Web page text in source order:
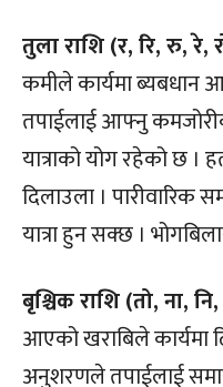
तुला राशि (र, रि, रु, रे,
कमीले कार्यमा ब्यबधान
तपाईलाई आफ्नु
यात्राको योग रहेको छ ।
दिलाउला । पारीवारिक
यात्रा हुन सक्छ ।
बृश्चिक राशि (तो, ना,
आएको खराबिले कार्यमा
अनुशरणले तपाईलाई